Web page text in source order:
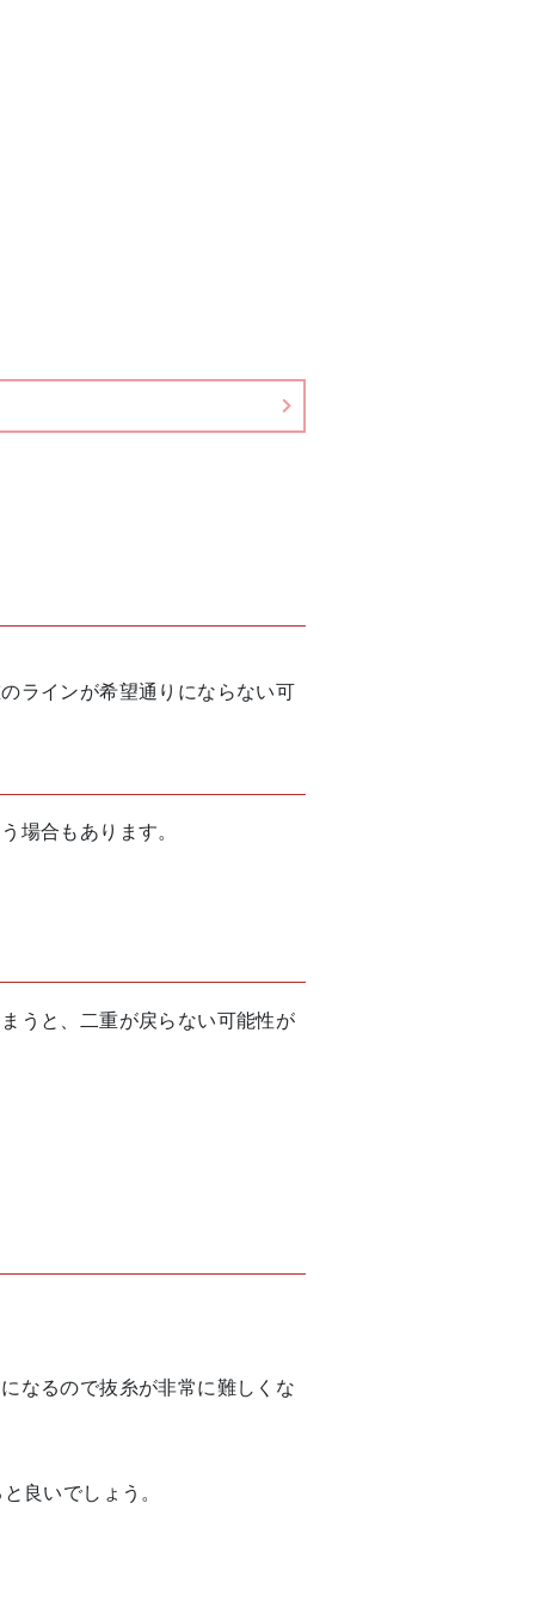
ラインが希望通りにならない可
場合もあります。
うと、二重が戻らない可能性が
なるので抜糸が非常に難しくな
良いでしょう。